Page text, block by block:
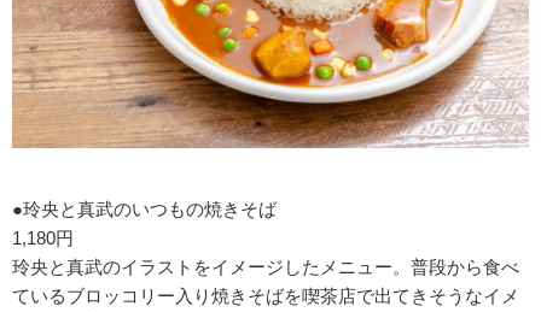
●玲央と真武のいつもの焼きそば
1,180円
玲央と真武のイラストをイメージしたメニュー。普段から食べ
ているブロッコリー入り焼きそばを喫茶店で出てきそうなイメ